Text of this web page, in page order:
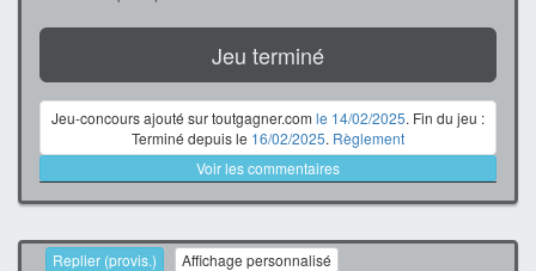
Jeu terminé
Jeu-concours ajouté sur toutgagner.com le 14/02/2025. Fin du jeu :
Terminé depuis le 16/02/2025. Règlement
Voir les commentaires
Replier (provis.) Affichage personnalisé